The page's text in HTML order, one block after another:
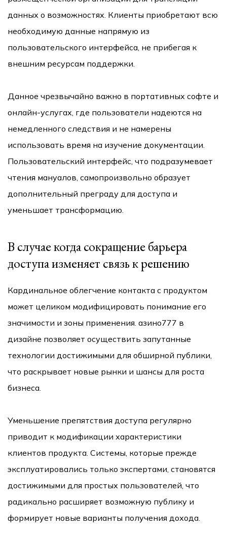
данных о возможностях. Клиенты приобретают всю
необходимую данные напрямую из
пользовательского интерфейса, не прибегая к
внешним ресурсам поддержки.
Данное чрезвычайно важно в портативных софте и
онлайн-услугах, где пользователи надеются на
немедленного следствия и не намерены
использовать время на изучение документации.
Пользовательский интерфейс, что подразумевает
чтения мануалов, самопроизвольно образует
дополнительный преграду для доступа и
уменьшает трансформацию.
В случае когда сокращение барьера
доступа изменяет связь к решению
Кардинальное облегчение контакта с продуктом
может целиком модифицировать понимание его
значимости и зоны применения. азино777 в
дизайне позволяет осуществить запутанные
технологии достижимыми для обширной публики,
что раскрывает новые рынки и шансы для роста
бизнеса.
Уменьшение препятствия доступа регулярно
приводит к модификации характеристики
клиентов продукта. Системы, которые прежде
эксплуатировались только экспертами, становятся
достижимыми для простых пользователей, что
радикально расширяет возможную публику и
формирует новые варианты получения дохода.